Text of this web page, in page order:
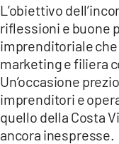
L’obiettivo
riflessioni e buone
imprenditoriale
marketing e filiera
Un’occasione
imprenditori e
quello della Costa
ancora inespresse.